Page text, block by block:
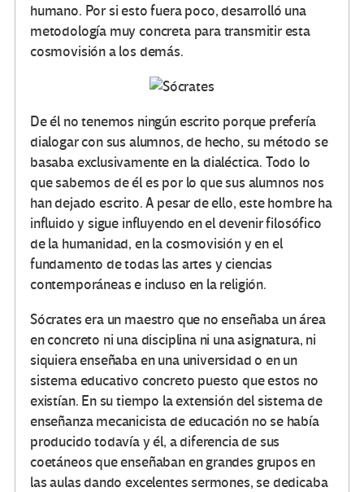
humano. Por si esto fuera poco, desarrolló una
metodología muy concreta para transmitir esta
cosmovisión a los demás.
De él no tenemos ningún escrito porque prefería
dialogar con sus alumnos, de hecho, su método se
basaba exclusivamente en la dialéctica. Todo lo
que sabemos de él es por lo que sus alumnos nos
han dejado escrito. A pesar de ello, este hombre ha
influido y sigue influyendo en el devenir filosófico
de la humanidad, en la cosmovisión y en el
fundamento de todas las artes y ciencias
contemporáneas e incluso en la religión.
Sócrates era un maestro que no enseñaba un área
en concreto ni una disciplina ni una asignatura, ni
siquiera enseñaba en una universidad o en un
sistema educativo concreto puesto que estos no
existían. En su tiempo la extensión del sistema de
enseñanza mecanicista de educación no se había
producido todavía y él, a diferencia de sus
coetáneos que enseñaban en grandes grupos en
las aulas dando excelentes sermones, se dedicaba